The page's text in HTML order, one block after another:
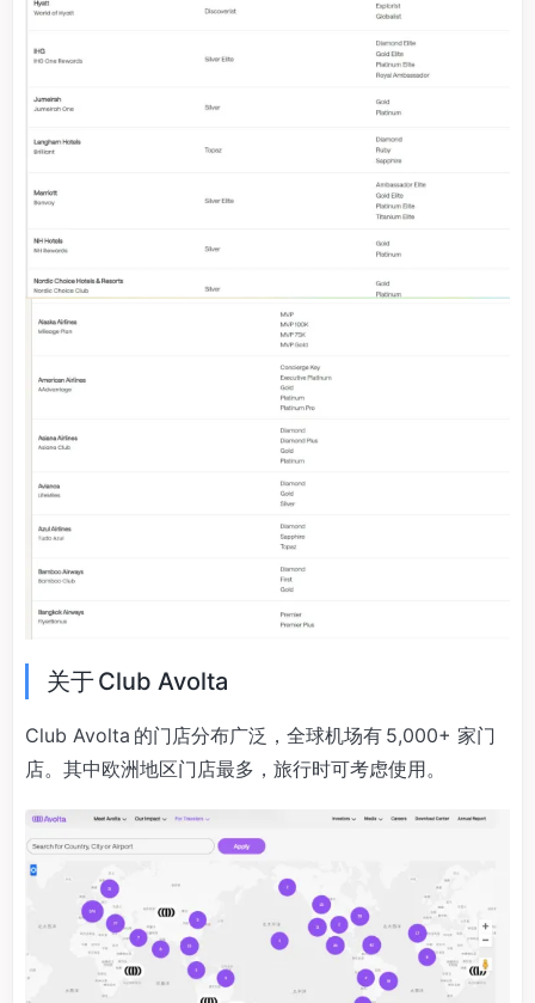
关于 Club Avolta
Club Avolta 的门店分布广泛，全球机场有 5,000+ 家门
店。其中欧洲地区门店最多，旅行时可考虑使用。